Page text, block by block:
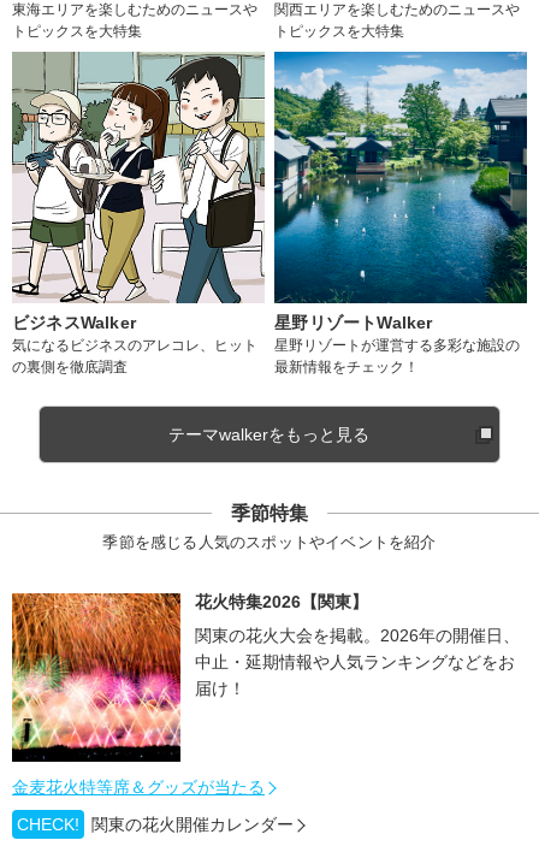
東海エリアを楽しむためのニュースや
トピックスを大特集
関西エリアを楽しむためのニュースや
トピックスを大特集
ビジネスWalker
気になるビジネスのアレコレ、ヒット
の裏側を徹底調査
星野リゾートWalker
星野リゾートが運営する多彩な施設の
最新情報をチェック！
テーマwalkerをもっと見る
季節特集
季節を感じる人気のスポットやイベントを紹介
花火特集2026【関東】
関東の花火大会を掲載。2026年の開催日、
中止・延期情報や人気ランキングなどをお
届け！
金麦花火特等席＆グッズが当たる
CHECK!
関東の花火開催カレンダー